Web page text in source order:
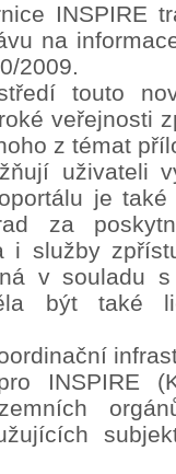
INSPIRE
na
2009.
touto
veřejnosti
z témat
uživateli
je také
za
i služby
v souladu s
být také
INSPIRE